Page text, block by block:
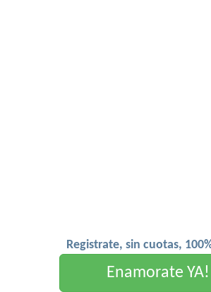
Registrate, sin cuotas,
Enamorate YA!